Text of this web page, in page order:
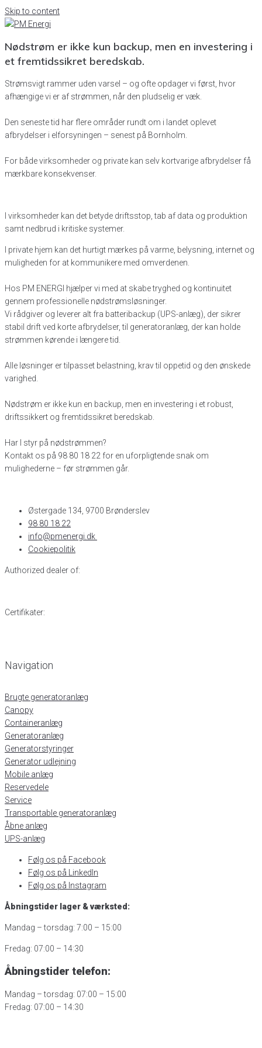
Skip to content
Nødstrøm er ikke kun backup, men en investering i
et fremtidssikret beredskab.
Strømsvigt rammer uden varsel – og ofte opdager vi først, hvor
afhængige vi er af strømmen, når den pludselig er væk.
Den seneste tid har flere områder rundt om i landet oplevet
afbrydelser i elforsyningen – senest på Bornholm.
For både virksomheder og private kan selv kortvarige afbrydelser få
mærkbare konsekvenser.
I virksomheder kan det betyde driftsstop, tab af data og produktion
samt nedbrud i kritiske systemer.
I private hjem kan det hurtigt mærkes på varme, belysning, internet og
muligheden for at kommunikere med omverdenen.
Hos PM ENERGI hjælper vi med at skabe tryghed og kontinuitet
gennem professionelle nødstrømsløsninger.
Vi rådgiver og leverer alt fra batteribackup (UPS-anlæg), der sikrer
stabil drift ved korte afbrydelser, til generatoranlæg, der kan holde
strømmen kørende i længere tid.
Alle løsninger er tilpasset belastning, krav til oppetid og den ønskede
varighed.
Nødstrøm er ikke kun en backup, men en investering i et robust,
driftssikkert og fremtidssikret beredskab.
Har I styr på nødstrømmen?
Kontakt os på 98 80 18 22 for en uforpligtende snak om
mulighederne – før strømmen går.
Østergade 134, 9700 Brønderslev​
98 80 18 22
info@pmenergi.dk​ ​
Cookiepolitik
Authorized dealer of:
Certifikater:
Navigation
Brugte generatoranlæg
Canopy
Containeranlæg
Generatoranlæg
Generatorstyringer
Generator udlejning
Mobile anlæg
Reservedele
Service
Transportable generatoranlæg
Åbne anlæg
UPS-anlæg
Følg os på Facebook
Følg os på LinkedIn
Følg os på Instagram
Åbningstider lager & værksted:
Mandag – torsdag: 7:00 – 15:00
Fredag: 07:00 – 14:30
Åbningstider telefon:
Mandag – torsdag: 07:00 – 15:00
Fredag: 07:00 – 14:30